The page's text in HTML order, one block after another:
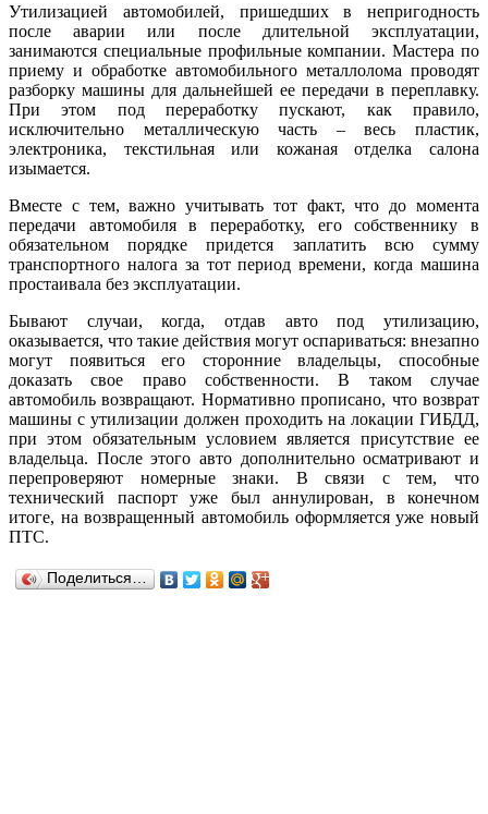
Утилизацией автомобилей, пришедших в непригодность
после аварии или после длительной эксплуатации,
занимаются специальные профильные компании. Мастера по
приему и обработке автомобильного металлолома проводят
разборку машины для дальнейшей ее передачи в переплавку.
При этом под переработку пускают, как правило,
исключительно металлическую часть – весь пластик,
электроника, текстильная или кожаная отделка салона
изымается.
Вместе с тем, важно учитывать тот факт, что до момента
передачи автомобиля в переработку, его собственнику в
обязательном порядке придется заплатить всю сумму
транспортного налога за тот период времени, когда машина
простаивала без эксплуатации.
Бывают случаи, когда, отдав авто под утилизацию,
оказывается, что такие действия могут оспариваться: внезапно
могут появиться его сторонние владельцы, способные
доказать свое право собственности. В таком случае
автомобиль возвращают. Нормативно прописано, что возврат
машины с утилизации должен проходить на локации ГИБДД,
при этом обязательным условием является присутствие ее
владельца. После этого авто дополнительно осматривают и
перепроверяют номерные знаки. В связи с тем, что
технический паспорт уже был аннулирован, в конечном
итоге, на возвращенный автомобиль оформляется уже новый
ПТС.
Поделиться…